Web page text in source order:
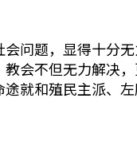
问题，显得十分
不但无力解决，
就和殖民主派、